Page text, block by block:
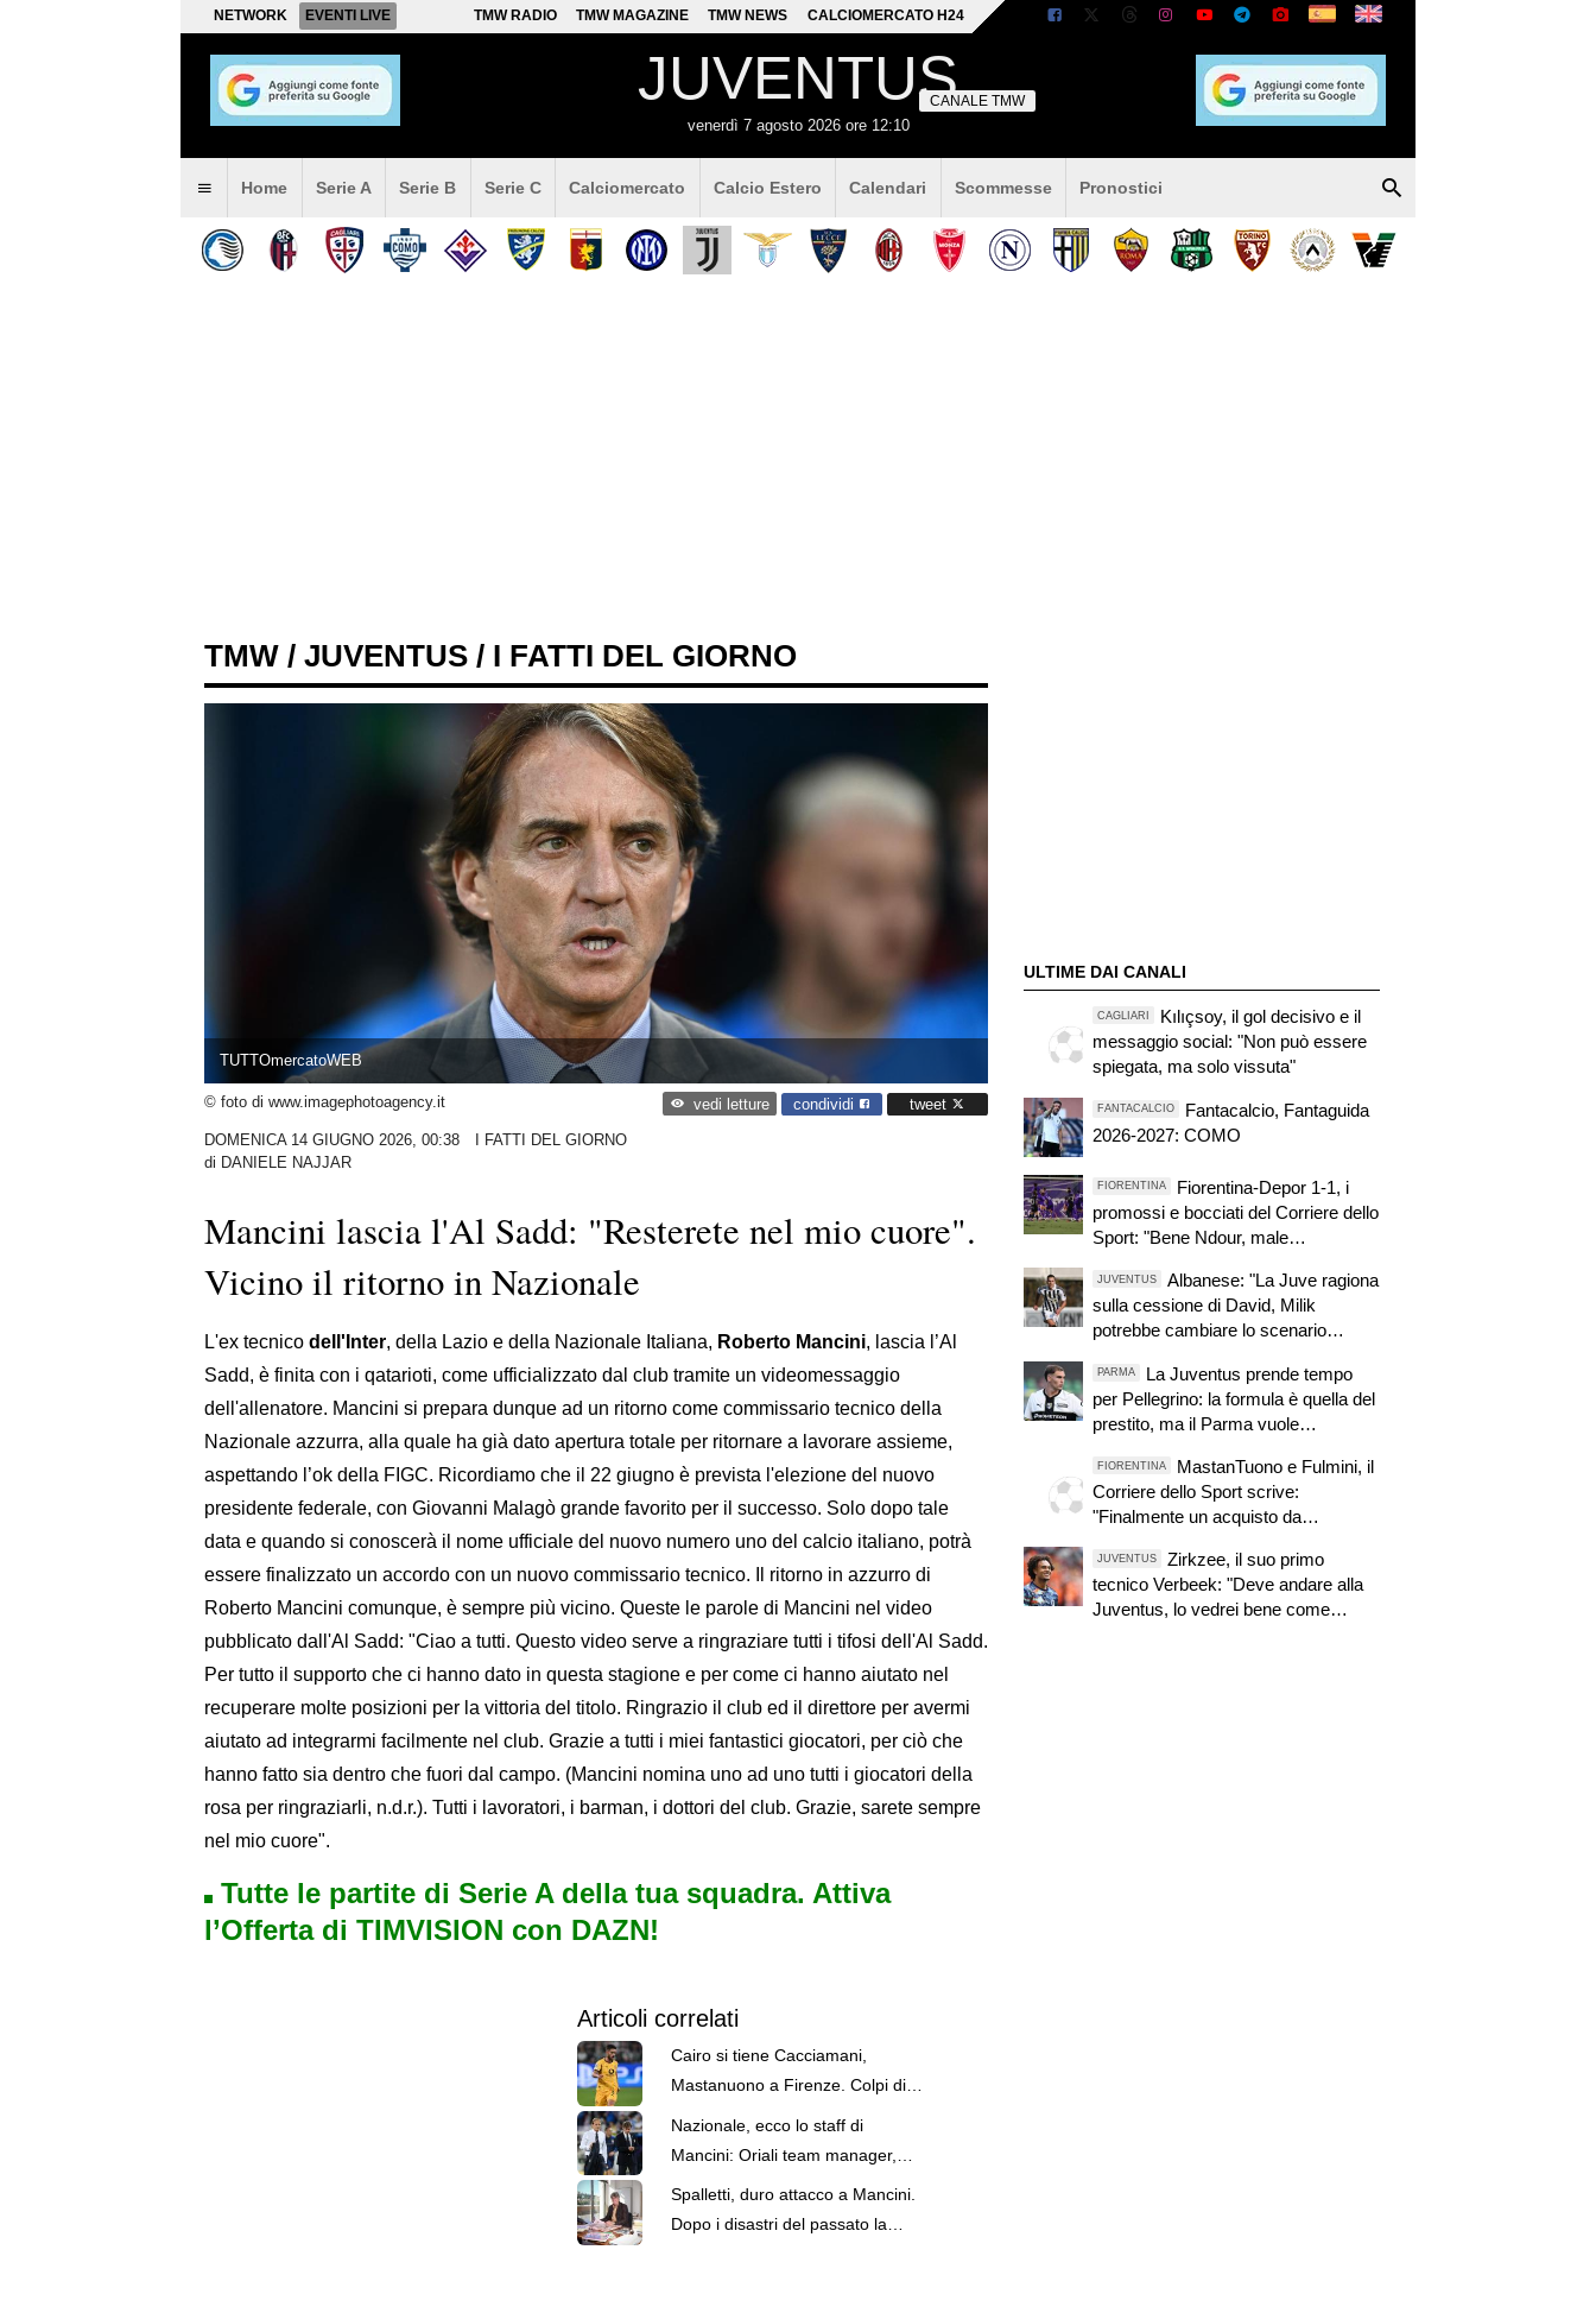
NETWORK EVENTI LIVE TMW RADIO TMW MAGAZINE TMW NEWS CALCIOMERCATO H24
JUVENTUS
venerdì 7 agosto 2026 ore 12:10
CANALE TMW
Home Serie A Serie B Serie C Calciomercato Calcio Estero Calendari Scommesse Pronostici
TMW / JUVENTUS / I FATTI DEL GIORNO
TUTTOmercatoWEB
© foto di www.imagephotoagency.it vedi letture condividi tweet
DOMENICA 14 GIUGNO 2026, 00:38
I FATTI DEL GIORNO
di DANIELE NAJJAR
Mancini lascia l'Al Sadd: "Resterete nel mio cuore".
Vicino il ritorno in Nazionale
L'ex tecnico dell'Inter, della Lazio e della Nazionale Italiana, Roberto Mancini, lascia l’Al
Sadd, è finita con i qatarioti, come ufficializzato dal club tramite un videomessaggio
dell'allenatore. Mancini si prepara dunque ad un ritorno come commissario tecnico della
Nazionale azzurra, alla quale ha già dato apertura totale per ritornare a lavorare assieme,
aspettando l’ok della FIGC. Ricordiamo che il 22 giugno è prevista l'elezione del nuovo
presidente federale, con Giovanni Malagò grande favorito per il successo. Solo dopo tale
data e quando si conoscerà il nome ufficiale del nuovo numero uno del calcio italiano, potrà
essere finalizzato un accordo con un nuovo commissario tecnico. Il ritorno in azzurro di
Roberto Mancini comunque, è sempre più vicino. Queste le parole di Mancini nel video
pubblicato dall'Al Sadd: "Ciao a tutti. Questo video serve a ringraziare tutti i tifosi dell'Al Sadd.
Per tutto il supporto che ci hanno dato in questa stagione e per come ci hanno aiutato nel
recuperare molte posizioni per la vittoria del titolo. Ringrazio il club ed il direttore per avermi
aiutato ad integrarmi facilmente nel club. Grazie a tutti i miei fantastici giocatori, per ciò che
hanno fatto sia dentro che fuori dal campo. (Mancini nomina uno ad uno tutti i giocatori della
rosa per ringraziarli, n.d.r.). Tutti i lavoratori, i barman, i dottori del club. Grazie, sarete sempre
nel mio cuore".
Tutte le partite di Serie A della tua squadra. Attiva
l’Offerta di TIMVISION con DAZN!
Articoli correlati
Cairo si tiene Cacciamani,
Mastanuono a Firenze. Colpi di
Nazionale, ecco lo staff di
Mancini: Oriali team manager,
Bollini vice. C'è Bonucci
Spalletti, duro attacco a Mancini.
Dopo i disastri del passato la
ULTIME DAI CANALI
CAGLIARI
Kılıçsoy, il gol decisivo e il
messaggio social: "Non può essere
spiegata, ma solo vissuta"
FANTACALCIO
Fantacalcio, Fantaguida
2026-2027: COMO
FIORENTINA
Fiorentina-Depor 1-1, i
promossi e bocciati del Corriere dello
Sport: "Bene Ndour, male
JUVENTUS
Albanese: "La Juve ragiona
sulla cessione di David, Milik
potrebbe cambiare lo scenario
PARMA
La Juventus prende tempo
per Pellegrino: la formula è quella del
prestito, ma il Parma vuole
FIORENTINA
MastanTuono e Fulmini, il
Corriere dello Sport scrive:
"Finalmente un acquisto da
JUVENTUS
Zirkzee, il suo primo
tecnico Verbeek: "Deve andare alla
Juventus, lo vedrei bene come